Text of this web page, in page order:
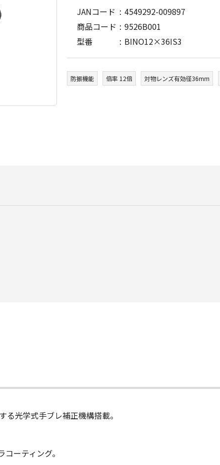
JANコード
4549292-009897
商品コード
9526B001
型番
BINO12×36IS3
防振機能 倍率 12倍 対物レンズ有効径36mm
光学式手ブレ補正機構搭載。
ーティング。